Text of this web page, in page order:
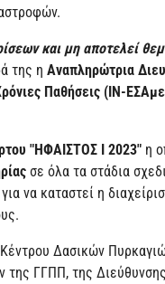
και μη αποτελεί
της η Αναπληρώτρια
Παθήσεις (ΙΝ-
"ΗΦΑΙΣΤΟΣ I 2023" η
σε όλα τα στάδια
να καταστεί η
Δασικών
της ΓΓΠΠ, της